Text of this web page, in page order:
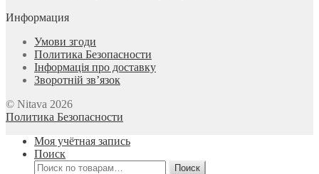
Информация
Умови згоди
Политика Безопасности
Інформація про доставку
Зворотній зв’язок
© Nitava 2026
Политика Безопасности
Моя учётная запись
Поиск
Искать:
Поиск